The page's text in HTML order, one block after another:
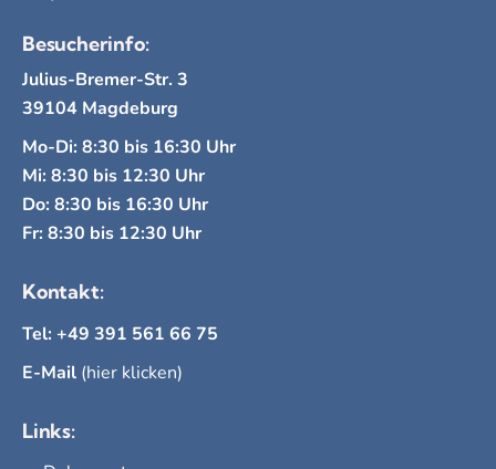
Besucherinfo:
Julius-Bremer-Str. 3
39104 Magdeburg
Mo-Di: 8:30 bis 16:30 Uhr
Mi: 8:30 bis 12:30 Uhr
Do: 8:30 bis 16:30 Uhr
Fr: 8:30 bis 12:30 Uhr
Kontakt:
Tel: +49 391 561 66 75
E-Mail (hier klicken)
Links: